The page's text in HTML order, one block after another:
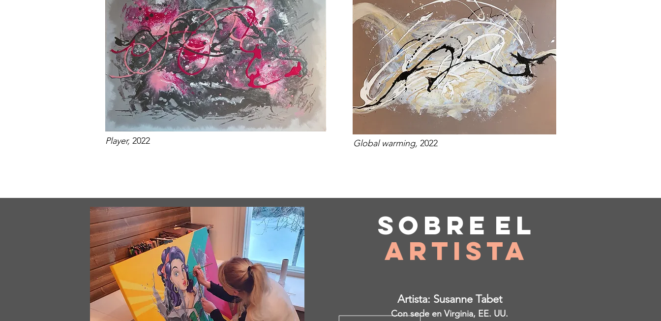
Player, 2022 Global warming, 2022
Sobre el
Artista
Artista: Susanne Tabet
Con sede en Virginia, EE. UU.